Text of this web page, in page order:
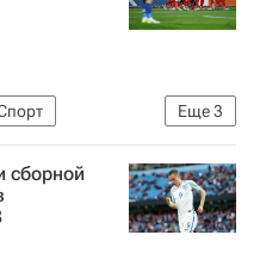
Еще3
сборной